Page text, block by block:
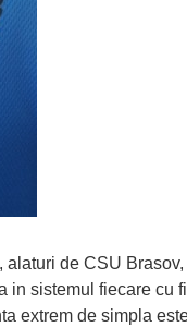
de CSU
in sistemul fiecare cu
extrem de simpla